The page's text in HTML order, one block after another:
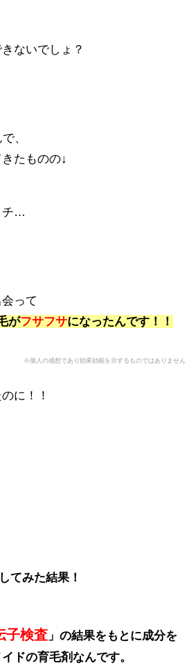
ないでしょ？
、
たものの↓
チ…
って
がフサフサになったんです！！
※個人の感想であり効果効能を示するものではありません
に！！
てみた結果！
子検査 」の結果をもとに成分を
ドの育毛剤なんです。